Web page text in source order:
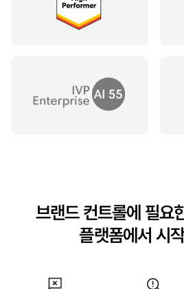
브랜드 컨트롤에 필요
플랫폼에서 시